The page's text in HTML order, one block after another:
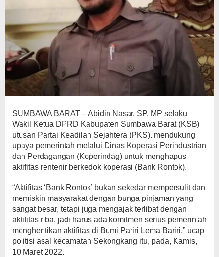
SUMBAWA BARAT – Abidin Nasar, SP, MP selaku
Wakil Ketua DPRD Kabupaten Sumbawa Barat (KSB)
utusan Partai Keadilan Sejahtera (PKS), mendukung
upaya pemerintah melalui Dinas Koperasi Perindustrian
dan Perdagangan (Koperindag) untuk menghapus
aktifitas rentenir berkedok koperasi (Bank Rontok).
“Aktifitas ‘Bank Rontok’ bukan sekedar mempersulit dan
memiskin masyarakat dengan bunga pinjaman yang
sangat besar, tetapi juga mengajak terlibat dengan
aktifitas riba, jadi harus ada komitmen serius pemerintah
menghentikan aktifitas di Bumi Pariri Lema Bariri,” ucap
politisi asal kecamatan Sekongkang itu, pada, Kamis,
10 Maret 2022.